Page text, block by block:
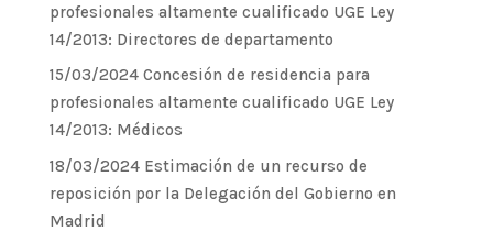
profesionales altamente cualificado UGE Ley
14/2013: Directores de departamento
15/03/2024 Concesión de residencia para
profesionales altamente cualificado UGE Ley
14/2013: Médicos
18/03/2024 Estimación de un recurso de
reposición por la Delegación del Gobierno en
Madrid